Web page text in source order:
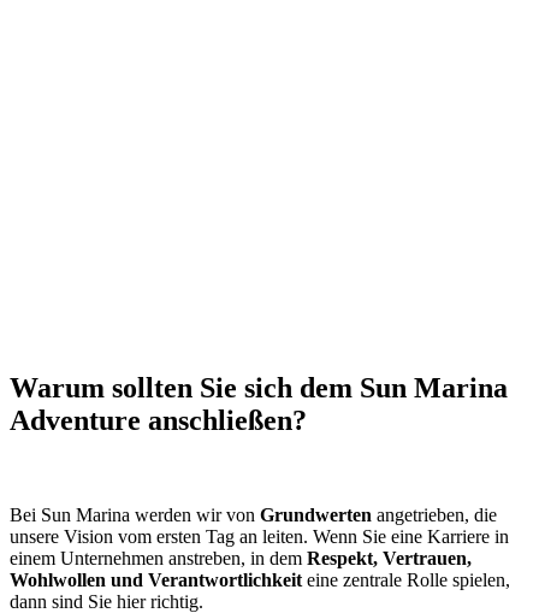
Warum sollten Sie sich dem Sun Marina
Adventure anschließen?
Bei Sun Marina werden wir von Grundwerten angetrieben, die
unsere Vision vom ersten Tag an leiten. Wenn Sie eine Karriere in
einem Unternehmen anstreben, in dem Respekt, Vertrauen,
Wohlwollen und Verantwortlichkeit eine zentrale Rolle spielen,
dann sind Sie hier richtig.